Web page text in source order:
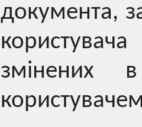
документа,
змінених